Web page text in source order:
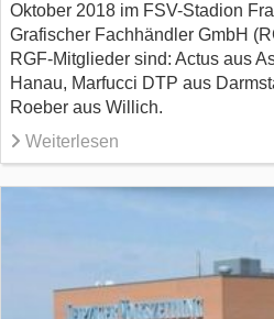
Oktober 2018 im FSV-Stadion
Grafischer Fachhändler GmbH
RGF-Mitglieder sind: Actus aus
Hanau, Marfucci DTP aus
Roeber aus Willich.
Weiterlesen